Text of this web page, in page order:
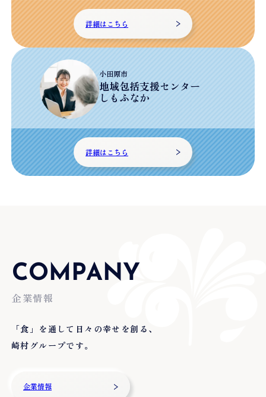
詳細はこちら
小田原市
地域包括支援センター
しもふなか
詳細はこちら
COMPANY
企業情報
「食」を通して日々の幸せを創る、
崎村グループです。
企業情報